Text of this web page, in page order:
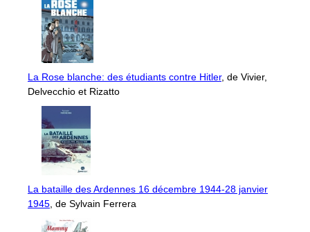
La Rose blanche: des étudiants contre Hitler, de Vivier,
Delvecchio et Rizatto
La bataille des Ardennes 16 décembre 1944-28 janvier
1945, de Sylvain Ferrera